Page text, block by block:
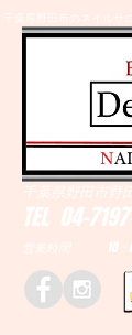
千葉県野田市のネイル
TEL 04-
営業時間 10：
千葉県野田市野
​N